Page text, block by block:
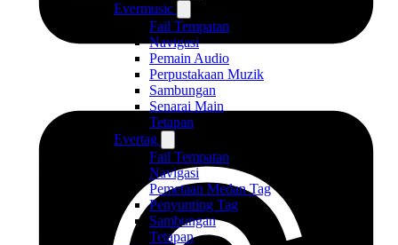
Evermusic
Fail Tempatan
Navigasi
Pemain Audio
Perpustakaan Muzik
Sambungan
Senarai Main
Tetapan
Evertag
Fail Tempatan
Navigasi
Pemetaan Medan Tag
Penyunting Tag
Sambungan
Tetapan